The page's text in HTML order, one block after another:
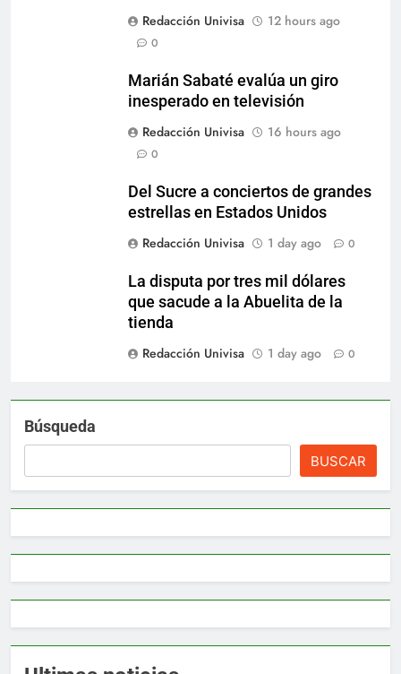
Redacción Univisa
12 hours ago
0
Marián Sabaté evalúa un giro
inesperado en televisión
Redacción Univisa
16 hours ago
0
Del Sucre a conciertos de grandes
estrellas en Estados Unidos
Redacción Univisa
1 day ago 0
La disputa por tres mil dólares
que sacude a la Abuelita de la
tienda
Redacción Univisa
1 day ago 0
Búsqueda
BUSCAR